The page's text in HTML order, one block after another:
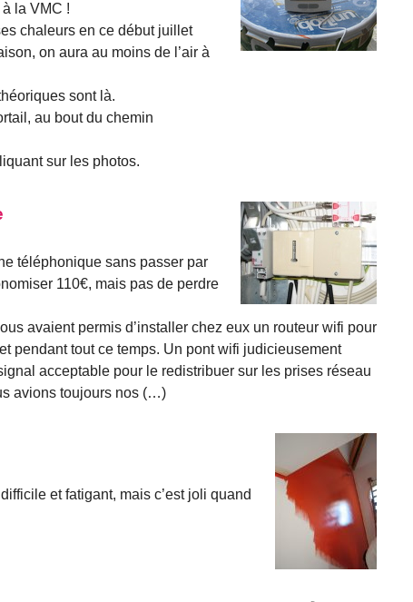
la VMC !
chaleurs en ce début juillet
on aura au moins de l’air à
sont là.
au bout du chemin
sur les photos.
téléphonique sans passer par
110€, mais pas de perdre
avaient permis d’installer chez eux un routeur wifi pour
pendant tout ce temps. Un pont wifi judicieusement
acceptable pour le redistribuer sur les prises réseau
avions toujours nos (…)
et fatigant, mais c’est joli quand